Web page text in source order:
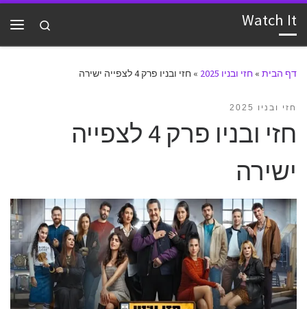
דלג לתוכן Watch It
Search
דף הבית » חזי ובניו 2025 » חזי ובניו פרק 4 לצפייה ישירה
חזי ובניו 2025
חזי ובניו פרק 4 לצפייה
ישירה